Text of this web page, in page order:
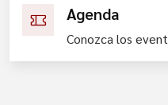
Agenda
Conozca los